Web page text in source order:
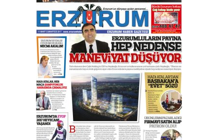
Bir fotoğraf, bir şehir, bir
gazeteci… Dizginler kimin
elinde?
31 Mart 2026 Salı
A. Berhan Yılmaz
BİR BÖLÜM DEĞİL, BİR ÖMÜR
SEÇİYORSUNUZ… “NEDEN
ATATÜRK ÜNİVERSİTESİ?”
28 Temmuz 2026 Salı
Ahmet Gökhan YAZICI
Ahmed Yesevi’den bir Alperen…
”Reisimiz” idi… Hakka yürüdü.!
26 Mart 2026 Perşembe
Cem Bakırcı